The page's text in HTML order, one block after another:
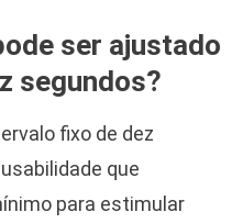
ser ajustado
segundos?
fixo de dez
que
para estimular